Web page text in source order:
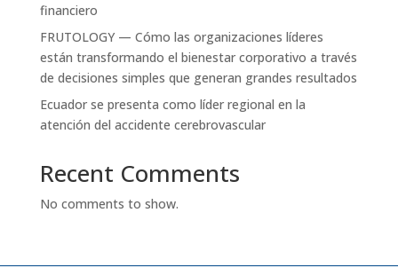
financiero
FRUTOLOGY — Cómo las organizaciones líderes
están transformando el bienestar corporativo a través
de decisiones simples que generan grandes resultados
Ecuador se presenta como líder regional en la
atención del accidente cerebrovascular
Recent Comments
No comments to show.